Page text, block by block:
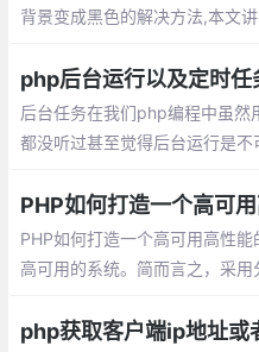
背景变成黑色的解决方法,本文
pymerge
php后台运行以及定时
后台任务在我们php编程中虽然
都没听过甚至觉得后台运行是
p监控
PHP如何打造一个高可用
PHP如何打造一个高可用高性
高可用的系统。简而言之，采用
分布式锁。负载均衡，故障转移